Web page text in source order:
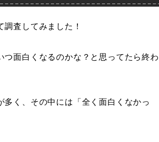
査してみました！
面白くなるのかな？と思ってたら終わ
く、その中には「全く面白くなかっ